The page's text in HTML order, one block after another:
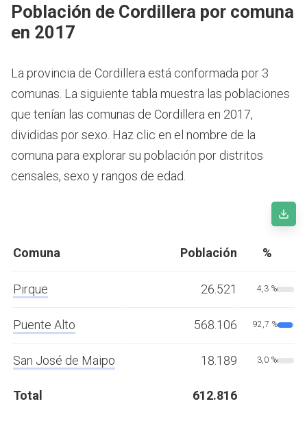
Población de Cordillera por comuna
en 2017
La provincia de Cordillera está conformada por 3
comunas. La siguiente tabla muestra las poblaciones
que tenían las comunas de Cordillera en 2017,
divididas por sexo. Haz clic en el nombre de la
comuna para explorar su población por distritos
censales, sexo y rangos de edad.
Comuna Población %
Pirque 26.521 4,3 %
Puente Alto 568.106 92,7 %
San José de Maipo 18.189 3,0 %
Total 612.816